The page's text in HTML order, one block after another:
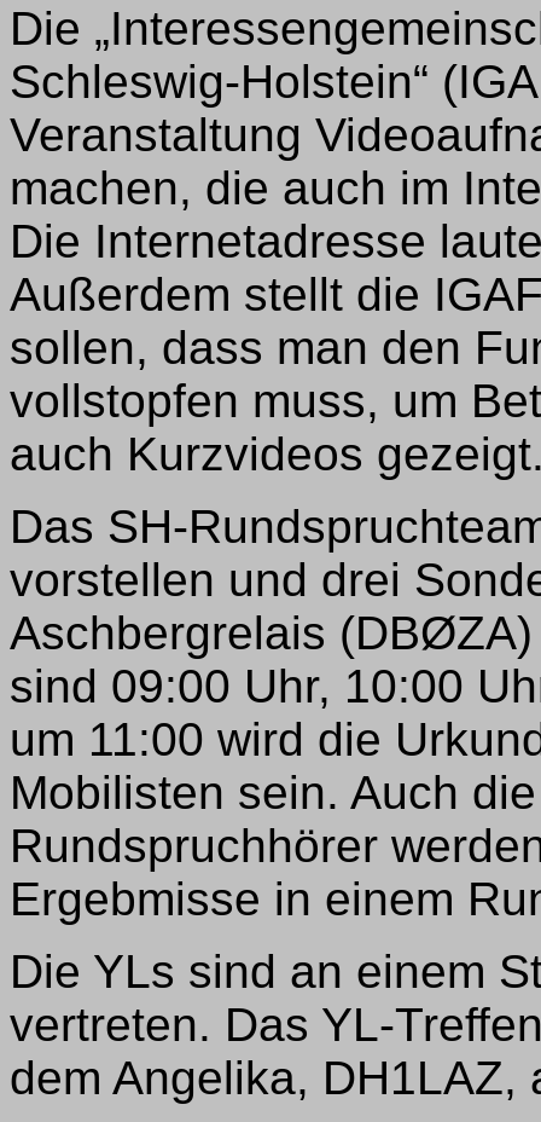
Die
Schleswig-Holstein“
Veranstaltung
machen, die auch im
Die Internetadresse
Außerdem stellt die
sollen, dass man den
vollstopfen muss, um
auch Kurzvideos
Das SH-
vorstellen und drei
Aschbergrelais
sind 09:00 Uhr, 10:00
um 11:00 wird die
Mobilisten sein. Auch
Rundspruchhörer
Ergebmisse in einem
Die YLs sind an einem
vertreten. Das YL-
dem Angelika,